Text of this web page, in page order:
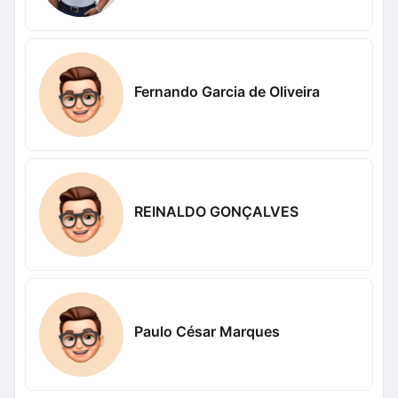
Fernando Garcia de Oliveira
REINALDO GONÇALVES
Paulo César Marques